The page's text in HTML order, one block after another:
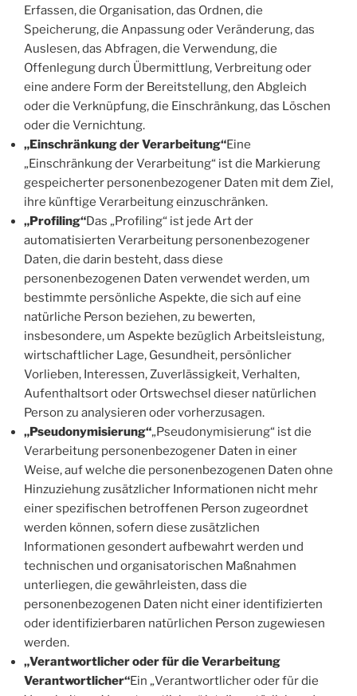
Erfassen, die Organisation, das Ordnen, die
Speicherung, die Anpassung oder Veränderung, das
Auslesen, das Abfragen, die Verwendung, die
Offenlegung durch Übermittlung, Verbreitung oder
eine andere Form der Bereitstellung, den Abgleich
oder die Verknüpfung, die Einschränkung, das Löschen
oder die Vernichtung.
„Einschränkung der Verarbeitung“Eine
„Einschränkung der Verarbeitung“ ist die Markierung
gespeicherter personenbezogener Daten mit dem Ziel,
ihre künftige Verarbeitung einzuschränken.
„Profiling“Das „Profiling“ ist jede Art der
automatisierten Verarbeitung personenbezogener
Daten, die darin besteht, dass diese
personenbezogenen Daten verwendet werden, um
bestimmte persönliche Aspekte, die sich auf eine
natürliche Person beziehen, zu bewerten,
insbesondere, um Aspekte bezüglich Arbeitsleistung,
wirtschaftlicher Lage, Gesundheit, persönlicher
Vorlieben, Interessen, Zuverlässigkeit, Verhalten,
Aufenthaltsort oder Ortswechsel dieser natürlichen
Person zu analysieren oder vorherzusagen.
„Pseudonymisierung“„Pseudonymisierung“ ist die
Verarbeitung personenbezogener Daten in einer
Weise, auf welche die personenbezogenen Daten ohne
Hinzuziehung zusätzlicher Informationen nicht mehr
einer spezifischen betroffenen Person zugeordnet
werden können, sofern diese zusätzlichen
Informationen gesondert aufbewahrt werden und
technischen und organisatorischen Maßnahmen
unterliegen, die gewährleisten, dass die
personenbezogenen Daten nicht einer identifizierten
oder identifizierbaren natürlichen Person zugewiesen
werden.
„Verantwortlicher oder für die Verarbeitung
Verantwortlicher“Ein „Verantwortlicher oder für die